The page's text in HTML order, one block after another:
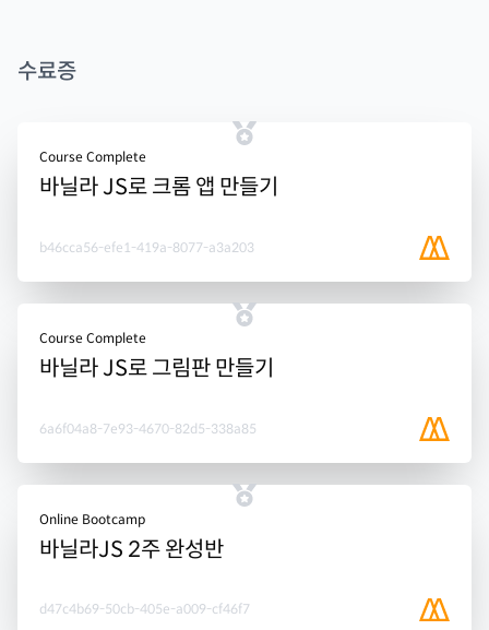
수료증
Course Complete
바닐라 JS로 크롬 앱 만들기
b46cca56-efe1-419a-8077-a3a203
Course Complete
바닐라 JS로 그림판 만들기
6a6f04a8-7e93-4670-82d5-338a85
Online Bootcamp
바닐라JS 2주 완성반
d47c4b69-50cb-405e-a009-cf46f7